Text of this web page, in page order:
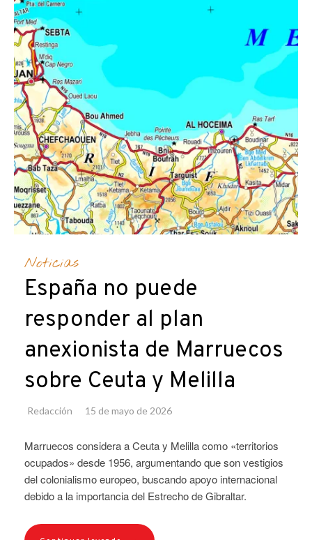
Noticias
España no puede
responder al plan
anexionista de Marruecos
sobre Ceuta y Melilla
Redacción 15 de mayo de 2026
Marruecos considera a Ceuta y Melilla como «territorios
ocupados» desde 1956, argumentando que son vestigios
del colonialismo europeo, buscando apoyo internacional
debido a la importancia del Estrecho de Gibraltar.